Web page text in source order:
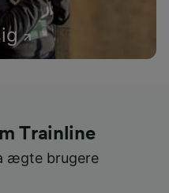
Trainline
ægte brugere